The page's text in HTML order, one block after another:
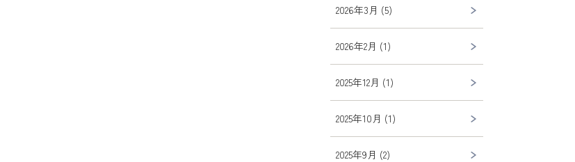
2026年3月 (5)
2026年2月 (1)
2025年12月 (1)
2025年10月 (1)
2025年9月 (2)